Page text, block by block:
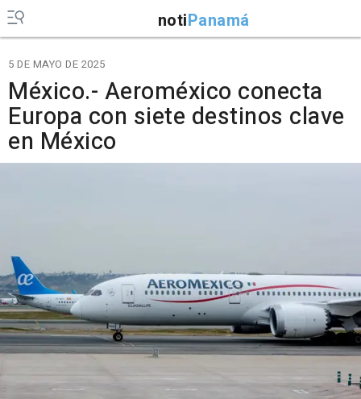
notiPanamá
5 DE MAYO DE 2025
México.- Aeroméxico conecta
Europa con siete destinos clave
en México